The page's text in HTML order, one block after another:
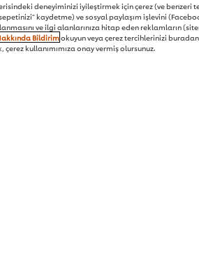
deneyiminizi iyileştirmek için çerez (ve benzeri
kaydetme) ve sosyal paylaşım işlevini
ve ilgi alanlarınıza hitap eden reklamların
Bildirimokuyun veya çerez tercihlerinizi
çerez kullanımımıza onay vermiş olursunuz.